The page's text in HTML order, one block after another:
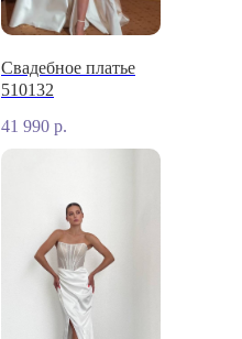
Свадебное платье
510132
41 990 р.